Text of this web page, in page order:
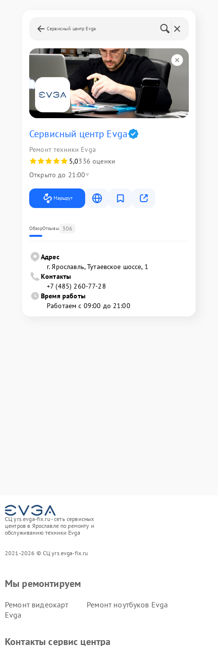
Сервисный центр Evga
Сервисный центр Evga
Ремонт техники Evga
5,0336 оценки
Открыто до 21:00
Маршрут
ОбзорОтзывы 306
Адрес
г. Ярославль, Тутаевское шоссе, 1
Контакты
+7 (485) 260-77-28
Время работы
Работаем с 09:00 до 21:00
СЦ yrs.evga-fix.ru - сеть сервисных
центров в Ярославле по ремонту и
обслуживанию техники Evga
2021-2026 © СЦ yrs.evga-fix.ru
Мы ремонтируем
Ремонт видеокарт
Evga
Ремонт ноутбуков Evga
Контакты сервис центра